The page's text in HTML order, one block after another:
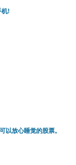
机!
放心睡觉的股票。